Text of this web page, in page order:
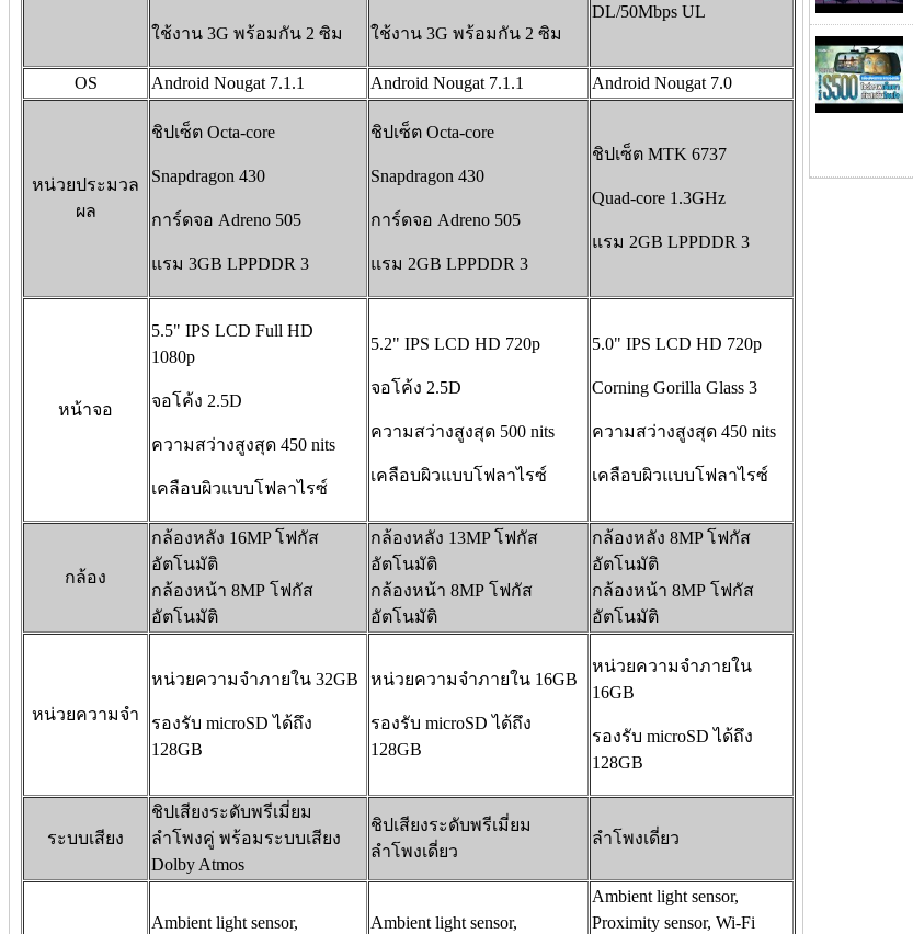
ใช้งาน 3G พร้อมกัน 2 ซิม ใช้งาน 3G พร้อมกัน 2 ซิม
DL/50Mbps UL
OS Android Nougat 7.1.1 Android Nougat 7.1.1 Android Nougat 7.0
หน่วยประมวล
ผล
ชิปเซ็ต Octa-core
Snapdragon 430
การ์ดจอ Adreno 505
แรม 3GB LPPDDR 3
ชิปเซ็ต Octa-core
Snapdragon 430
การ์ดจอ Adreno 505
แรม 2GB LPPDDR 3
ชิปเซ็ต MTK 6737
Quad-core 1.3GHz
แรม 2GB LPPDDR 3
หน้าจอ
5.5" IPS LCD Full HD
1080p
จอโค้ง 2.5D
ความสว่างสูงสุด 450 nits
เคลือบผิวแบบโฟลาไรซ์
5.2" IPS LCD HD 720p
จอโค้ง 2.5D
ความสว่างสูงสุด 500 nits
เคลือบผิวแบบโฟลาไรซ์
5.0" IPS LCD HD 720p
Corning Gorilla Glass 3
ความสว่างสูงสุด 450 nits
เคลือบผิวแบบโฟลาไรซ์
กล้อง
กล้องหลัง 16MP โฟกัส
อัตโนมัติ
กล้องหน้า 8MP โฟกัส
อัตโนมัติ
กล้องหลัง 13MP โฟกัส
อัตโนมัติ
กล้องหน้า 8MP โฟกัส
อัตโนมัติ
กล้องหลัง 8MP โฟกัส
อัตโนมัติ
กล้องหน้า 8MP โฟกัส
อัตโนมัติ
หน่วยความจำ
หน่วยความจำภายใน 32GB
รองรับ microSD ได้ถึง
128GB
หน่วยความจำภายใน 16GB
รองรับ microSD ได้ถึง
128GB
หน่วยความจำภายใน
16GB
รองรับ microSD ได้ถึง
128GB
ระบบเสียง
ชิปเสียงระดับพรีเมี่ยม
ลำโพงคู่ พร้อมระบบเสียง
Dolby Atmos
ชิปเสียงระดับพรีเมี่ยม
ลำโพงเดี่ยว
ลำโพงเดี่ยว
Ambient light sensor,
Ambient light sensor,
Ambient light sensor,
Proximity sensor, Wi-Fi